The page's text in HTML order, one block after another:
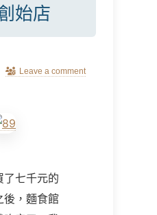
始店
Leave a comment
了七千元的
後，麵食館